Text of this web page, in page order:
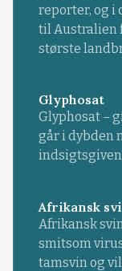
reporter, og i
til Australien
største
Glyphosat
Glyphosat –
går i dybden
Afrikansk
Afrikansk
smitsom
tamsvin og